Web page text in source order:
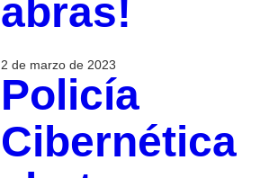
abras!
2 de marzo de 2023
Policía
Cibernética